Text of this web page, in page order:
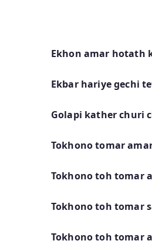
Ekhon amar hotath
Ekbar hariye gechi
Golapi kather churi
Tokhono tomar
Tokhono toh tomar
Tokhono toh tomar
Tokhono toh tomar